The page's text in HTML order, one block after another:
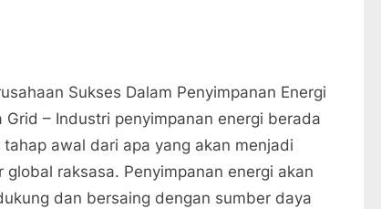
Sukses Dalam Penyimpanan Energi
Grid – Industri penyimpanan energi berada
tahap awal dari apa yang akan menjadi
global raksasa. Penyimpanan energi akan
dan bersaing dengan sumber daya